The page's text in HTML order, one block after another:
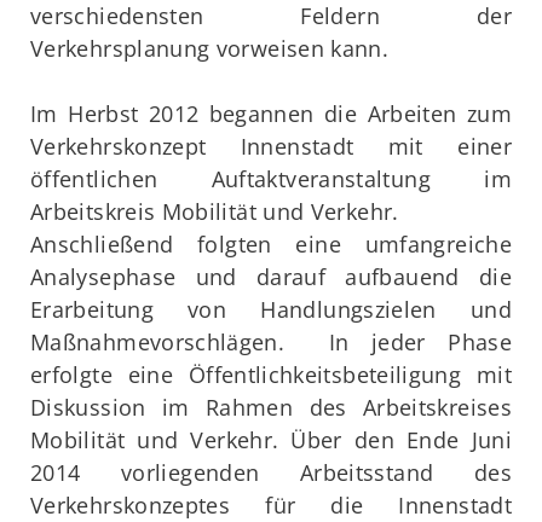
verschiedensten Feldern der
Verkehrsplanung vorweisen kann.
Im Herbst 2012 begannen die Arbeiten zum
Verkehrskonzept Innenstadt mit einer
öffentlichen Auftaktveranstaltung im
Arbeitskreis Mobilität und Verkehr.
Anschließend folgten eine umfangreiche
Analysephase und darauf aufbauend die
Erarbeitung von Handlungszielen und
Maßnahmevorschlägen. In jeder Phase
erfolgte eine Öffentlichkeitsbeteiligung mit
Diskussion im Rahmen des Arbeitskreises
Mobilität und Verkehr. Über den Ende Juni
2014 vorliegenden Arbeitsstand des
Verkehrskonzeptes für die Innenstadt